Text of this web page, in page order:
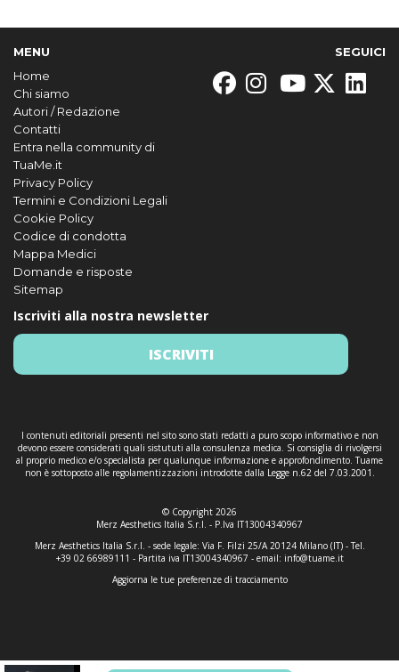
MENU
Home
Chi siamo
Autori / Redazione
Contatti
Entra nella community di
TuaMe.it
Privacy Policy
Termini e Condizioni Legali
Cookie Policy
Codice di condotta
Mappa Medici
Domande e risposte
Sitemap
SEGUICI
Iscriviti alla nostra newsletter
ISCRIVITI
I contenuti editoriali presenti nel sito sono stati redatti a puro scopo informativo e non
devono essere considerati quali sistututi alla consulenza medica. Si consiglia di rivolgersi
al proprio medico e/o specialista per qualunque informazione e approfondimento. Tuame
non è sottoposto alle regolamentizzazioni introdotte dalla Legge n.62 del 7.03.2001.
© Copyright 2026
Merz Aesthetics Italia S.r.l. - P.Iva IT13004340967
Merz Aesthetics Italia S.r.l. - sede legale: Via F. Filzi 25/A 20124 Milano (IT) - Tel.
+39 02 66989111 - Partita iva IT13004340967 - email: info@tuame.it
Aggiorna le tue preferenze di tracciamento